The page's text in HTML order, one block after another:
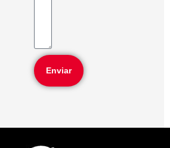
Enviar